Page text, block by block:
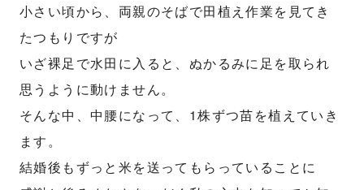
小さい頃から、両親のそばで田植え作業を見てき
たつもりですが
いざ裸足で水田に入ると、ぬかるみに足を取られ
思うように動けません。
そんな中、中腰になって、1株ずつ苗を植えていき
ます。
結婚後もずっと米を送ってもらっていることに